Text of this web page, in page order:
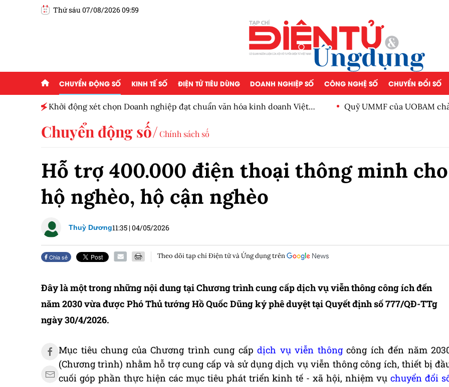
Thứ sáu 07/08/2026 09:59
CHUYỂN ĐỘNG SỐ KINH TẾ SỐ ĐIỆN TỬ TIÊU DÙNG DOANH NGHIỆP SỐ CÔNG NGHỆ SỐ CHUYỂN ĐỔI SỐ
Khởi động xét chọn Doanh nghiệp đạt chuẩn văn hóa kinh doanh Việt
Quỹ UMMF của UOBAM
Chuyển động số Chính sách số
Hỗ trợ 400.000 điện thoại thông minh cho
hộ nghèo, hộ cận nghèo
Thuỳ Dương11:35 |04/05/2026
Chia sẻ Theo dõi tạp chí Điện tử và Ứng dụng trên
Đây là một trong những nội dung tại Chương trình cung cấp dịch vụ viễn thông công ích đến
năm 2030 vừa được Phó Thủ tướng Hồ Quốc Dũng ký phê duyệt tại Quyết định số 777/QĐ-TTg
ngày 30/4/2026.
Mục tiêu chung của Chương trình cung cấp dịch vụ viễn thôngcông ích đến năm
(Chương trình) nhằm hỗ trợ cung cấp và sử dụng dịch vụ viễn thông công ích, thiết bị
cuối góp phần thực hiện các mục tiêu phát triển kinh tế - xã hội, nhiệm vụchuyển đổi